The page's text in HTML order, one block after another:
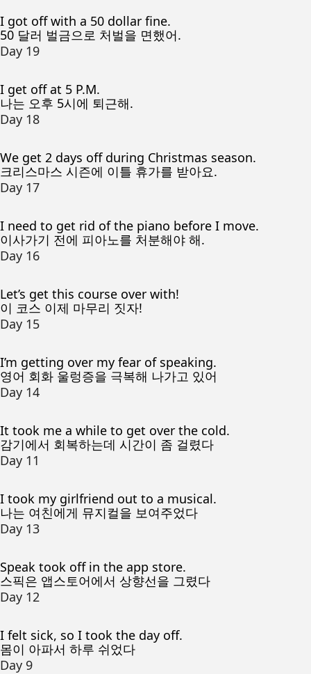
I got off with a 50 dollar fine.
50 달러 벌금으로 처벌을 면했어.
Day 19
I get off at 5 P.M.
나는 오후 5시에 퇴근해.
Day 18
We get 2 days off during Christmas season.
크리스마스 시즌에 이틀 휴가를 받아요.
Day 17
I need to get rid of the piano before I move.
이사가기 전에 피아노를 처분해야 해.
Day 16
Let’s get this course over with!
이 코스 이제 마무리 짓자!
Day 15
I’m getting over my fear of speaking.
영어 회화 울렁증을 극복해 나가고 있어
Day 14
It took me a while to get over the cold.
감기에서 회복하는데 시간이 좀 걸렸다
Day 11
I took my girlfriend out to a musical.
나는 여친에게 뮤지컬을 보여주었다
Day 13
Speak took off in the app store.
스픽은 앱스토어에서 상향선을 그렸다
Day 12
I felt sick, so I took the day off.
몸이 아파서 하루 쉬었다
Day 9